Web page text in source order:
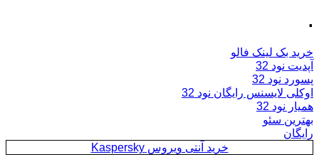
.
خرید بک لینک فالو
آپدیت نود 32
پسورد نود 32
اوکلی لایسنس رایگان نود 32
همیار نود 32
بهترین سئو
رایگان
خرید آنتی ویروس Kaspersky